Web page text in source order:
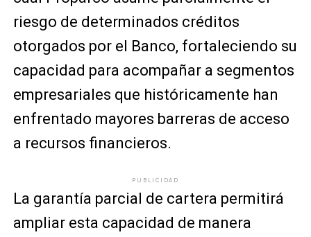
riesgo de determinados créditos
otorgados por el Banco, fortaleciendo su
capacidad para acompañar a segmentos
empresariales que históricamente han
enfrentado mayores barreras de acceso
a recursos financieros.
PUBLICIDAD
La garantía parcial de cartera permitirá
ampliar esta capacidad de manera